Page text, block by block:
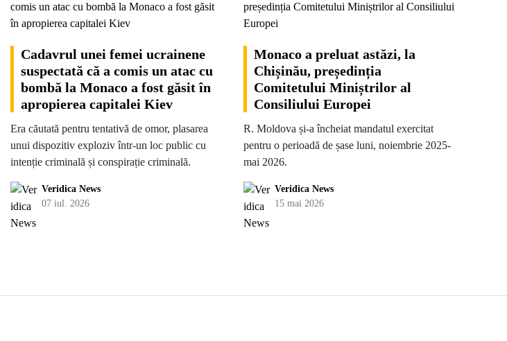
Cadavrul unei femei ucrainene
suspectată că a comis un atac cu
bombă la Monaco a fost găsit în
apropierea capitalei Kiev
Era căutată pentru tentativă de omor, plasarea
unui dispozitiv exploziv într-un loc public cu
intenție criminală și conspirație criminală.
Veridica News
07 iul. 2026
Monaco a preluat astăzi, la
Chișinău, președinția
Comitetului Miniștrilor al
Consiliului Europei
R. Moldova și-a încheiat mandatul exercitat
pentru o perioadă de șase luni, noiembrie 2025-
mai 2026.
Veridica News
15 mai 2026